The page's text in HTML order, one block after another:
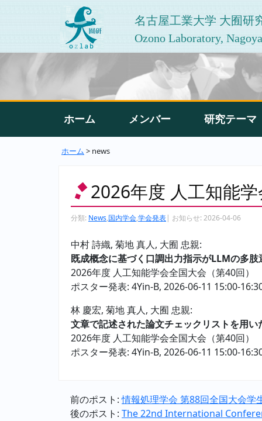
名古屋工業大学 大囿研
Ozono Laboratory,
ホーム メンバー 研究テーマ
ホーム > news
2026年度 人工知能
分類: News,国内学会,学会発表| お知らせ: 2026-04-06
中村 詩織, 菊地 真人, 大囿 忠親:
既成概念に基づく口調出力指示がLLMの多
2026年度 人工知能学会全国大会（第40回）
ポスター発表: 4Yin-B, 2026-06-11 15:00-
林 慶宏, 菊地 真人, 大囿 忠親:
文章で記述された論文チェックリストを用
2026年度 人工知能学会全国大会（第40回）
ポスター発表: 4Yin-B, 2026-06-11 15:00-
前のポスト:情報処理学会 第88回全国大会学
後のポスト: The 22nd International